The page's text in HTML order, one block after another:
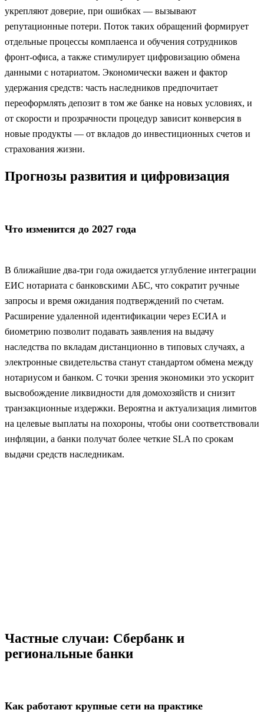
укрепляют доверие, при ошибках — вызывают
репутационные потери. Поток таких обращений формирует
отдельные процессы комплаенса и обучения сотрудников
фронт‑офиса, а также стимулирует цифровизацию обмена
данными с нотариатом. Экономически важен и фактор
удержания средств: часть наследников предпочитает
переоформлять депозит в том же банке на новых условиях, и
от скорости и прозрачности процедур зависит конверсия в
новые продукты — от вкладов до инвестиционных счетов и
страхования жизни.
Прогнозы развития и цифровизация
Что изменится до 2027 года
В ближайшие два‑три года ожидается углубление интеграции
ЕИС нотариата с банковскими АБС, что сократит ручные
запросы и время ожидания подтверждений по счетам.
Расширение удаленной идентификации через ЕСИА и
биометрию позволит подавать заявления на выдачу
наследства по вкладам дистанционно в типовых случаях, а
электронные свидетельства станут стандартом обмена между
нотариусом и банком. С точки зрения экономики это ускорит
высвобождение ликвидности для домохозяйств и снизит
транзакционные издержки. Вероятна и актуализация лимитов
на целевые выплаты на похороны, чтобы они соответствовали
инфляции, а банки получат более четкие SLA по срокам
выдачи средств наследникам.
Частные случаи: Сбербанк и
региональные банки
Как работают крупные сети на практике